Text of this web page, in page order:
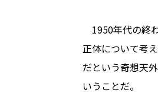
1950年代の終
正体について考
だという奇想天
いうことだ。